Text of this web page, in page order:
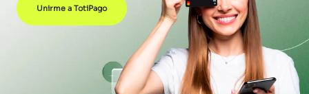
Unirme a TotiPago